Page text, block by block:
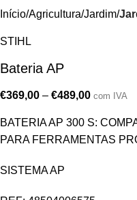
Início Agricultura/Jardim
STIHL
Bateria AP
€369,00 – €489,00 com IVA
BATERIA AP 300 S:
PARA FERRAMENTAS
SISTEMA AP